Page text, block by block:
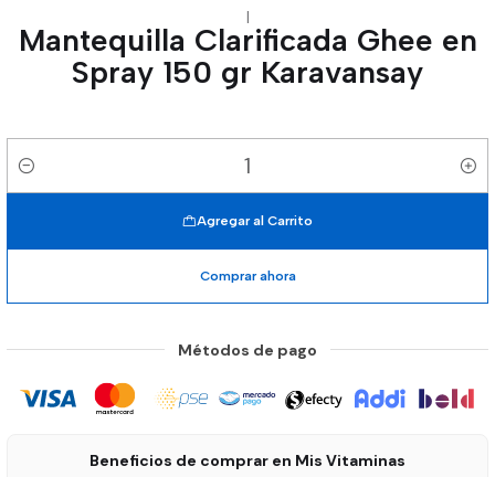
|
Mantequilla Clarificada Ghee en
Spray 150 gr Karavansay
Cantidad
Agregar al Carrito
Comprar ahora
Métodos de pago
Beneficios de comprar en Mis Vitaminas